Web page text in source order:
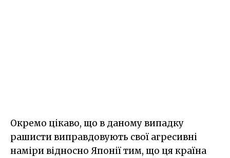
Окремо цікаво, що в даному випадку
рашисти виправдовують свої агресивні
наміри відносно Японії тим, що ця країна